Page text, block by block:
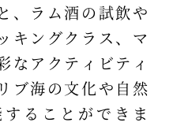
、ラム酒の試飲や
キングクラス、マ
なアクティビティ
ブ海の文化や自然
ることができま